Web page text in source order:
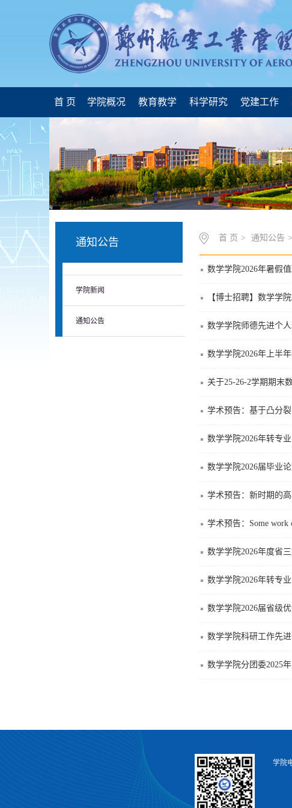
首 页 学院概况 教育教学 科学研究 党建工作
通知公告
学院新闻
通知公告
首 页 > 通知公告 >
数学学院2026年暑假
【博士招聘】数学学
数学学院师德先进个
数学学院2026年上半
关于25-26-2学期期末
学术预告：基于凸分
数学学院2026年转专
数学学院2026届毕业
学术预告：新时期的
学术预告：Some work
数学学院2026年度省
数学学院2026年转专
数学学院2026届省级
数学学院科研工作先
数学学院分团委2025
学院